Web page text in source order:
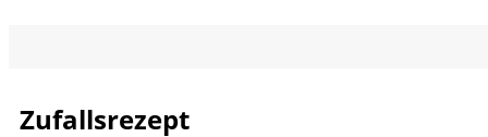
Zufallsrezept